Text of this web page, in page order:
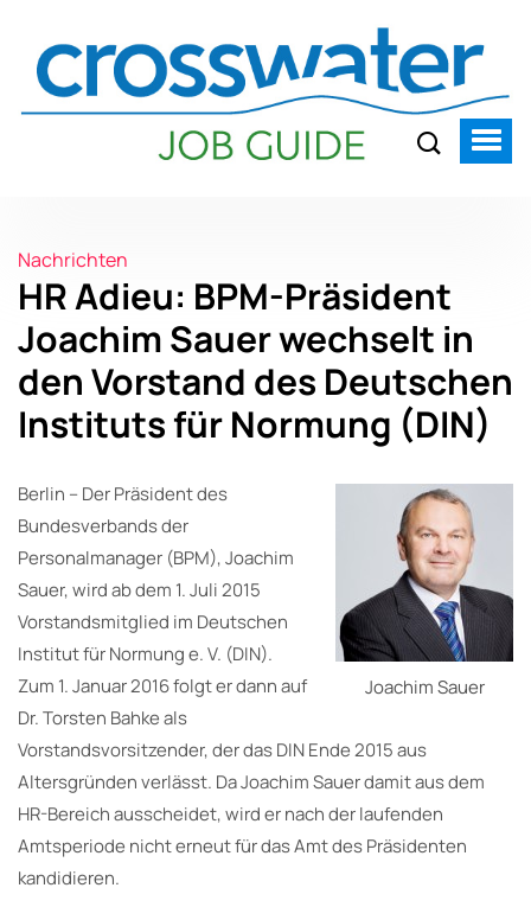
Nachrichten
HR Adieu: BPM-Präsident
Joachim Sauer wechselt in
den Vorstand des Deutschen
Instituts für Normung (DIN)
Joachim Sauer
Berlin – Der Präsident des
Bundesverbands der
Personalmanager (BPM), Joachim
Sauer, wird ab dem 1. Juli 2015
Vorstandsmitglied im Deutschen
Institut für Normung e. V. (DIN).
Zum 1. Januar 2016 folgt er dann auf
Dr. Torsten Bahke als
Vorstandsvorsitzender, der das DIN Ende 2015 aus
Altersgründen verlässt. Da Joachim Sauer damit aus dem
HR-Bereich ausscheidet, wird er nach der laufenden
Amtsperiode nicht erneut für das Amt des Präsidenten
kandidieren.